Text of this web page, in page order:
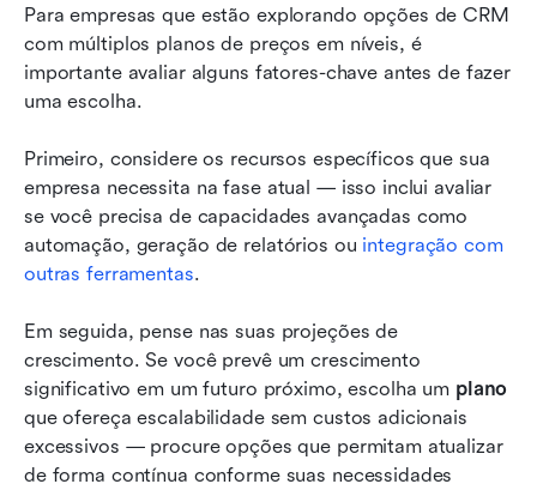
Para empresas que estão explorando opções de CRM
com múltiplos planos de preços em níveis, é
importante avaliar alguns fatores-chave antes de fazer
uma escolha.
Primeiro, considere os recursos específicos que sua
empresa necessita na fase atual — isso inclui avaliar
se você precisa de capacidades avançadas como
automação, geração de relatórios ou integração com
outras ferramentas.
Em seguida, pense nas suas projeções de
crescimento. Se você prevê um crescimento
significativo em um futuro próximo, escolha um plano
que ofereça escalabilidade sem custos adicionais
excessivos — procure opções que permitam atualizar
de forma contínua conforme suas necessidades